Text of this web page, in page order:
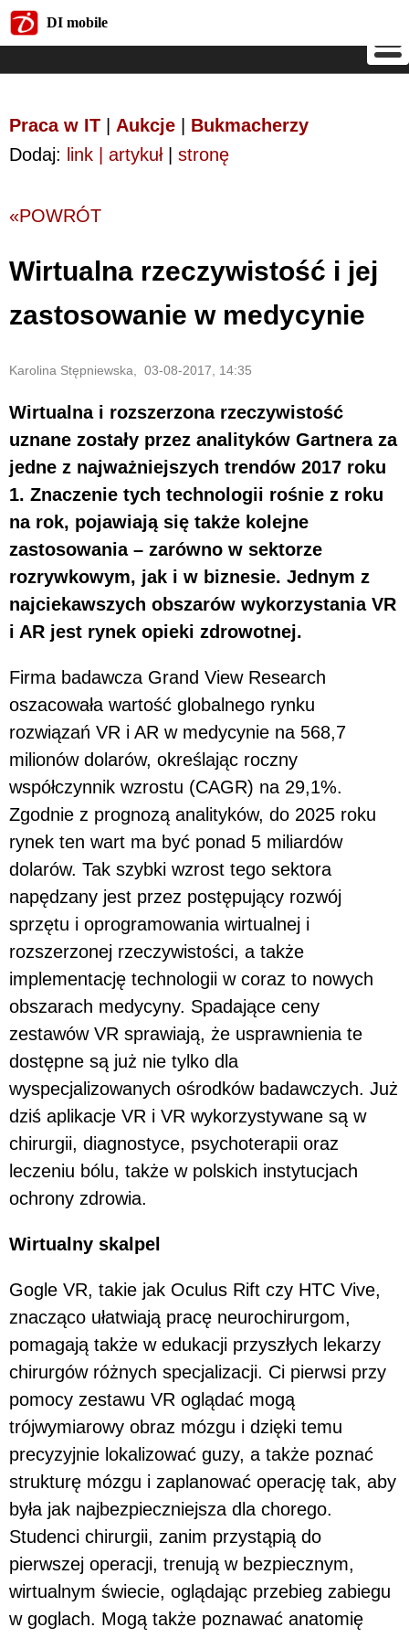
DI mobile
Praca w IT Aukcje
Bukmacherzy
Dodaj: link | artykuł| stronę
«POWRÓT
Wirtualna rzeczywistość i jej
zastosowanie w medycynie
Karolina Stępniewska, 03-08-2017, 14:35
Wirtualna i rozszerzona rzeczywistość
uznane zostały przez analityków Gartnera za
jedne z najważniejszych trendów 2017 roku
1. Znaczenie tych technologii rośnie z roku
na rok, pojawiają się także kolejne
zastosowania – zarówno w sektorze
rozrywkowym, jak i w biznesie. Jednym z
najciekawszych obszarów wykorzystania VR
i AR jest rynek opieki zdrowotnej.
Firma badawcza Grand View Research
oszacowała wartość globalnego rynku
rozwiązań VR i AR w medycynie na 568,7
milionów dolarów, określając roczny
współczynnik wzrostu (CAGR) na 29,1%.
Zgodnie z prognozą analityków, do 2025 roku
rynek ten wart ma być ponad 5 miliardów
dolarów. Tak szybki wzrost tego sektora
napędzany jest przez postępujący rozwój
sprzętu i oprogramowania wirtualnej i
rozszerzonej rzeczywistości, a także
implementację technologii w coraz to nowych
obszarach medycyny. Spadające ceny
zestawów VR sprawiają, że usprawnienia te
dostępne są już nie tylko dla
wyspecjalizowanych ośrodków badawczych. Już
dziś aplikacje VR i VR wykorzystywane są w
chirurgii, diagnostyce, psychoterapii oraz
leczeniu bólu, także w polskich instytucjach
ochrony zdrowia.
Wirtualny skalpel
Gogle VR, takie jak Oculus Rift czy HTC Vive,
znacząco ułatwiają pracę neurochirurgom,
pomagają także w edukacji przyszłych lekarzy
chirurgów różnych specjalizacji. Ci pierwsi przy
pomocy zestawu VR oglądać mogą
trójwymiarowy obraz mózgu i dzięki temu
precyzyjnie lokalizować guzy, a także poznać
strukturę mózgu i zaplanować operację tak, aby
była jak najbezpieczniejsza dla chorego.
Studenci chirurgii, zanim przystąpią do
pierwszej operacji, trenują w bezpiecznym,
wirtualnym świecie, oglądając przebieg zabiegu
w goglach. Mogą także poznawać anatomię
DI mobile